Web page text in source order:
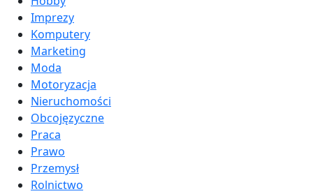
Imprezy
Komputery
Marketing
Moda
Motoryzacja
Nieruchomości
Obcojęzyczne
Praca
Prawo
Przemysł
Rolnictwo